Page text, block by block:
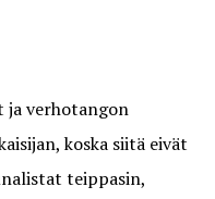
ja verhotangon
koska siitä eivät
teippasin,